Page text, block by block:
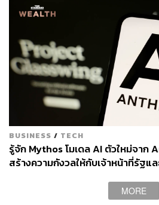
BUSINESS / TECH
รู้จัก Mythos โมเดล AI ตัวใหม่จาก
สร้างความกังวลให้กับเจ้าหน้าที่รัฐแ
MORE